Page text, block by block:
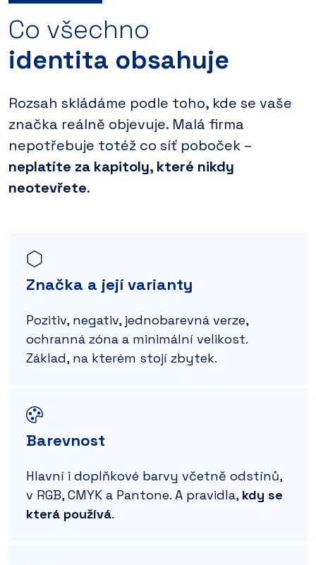
Co všechno
identita obsahuje
Rozsah skládáme podle toho, kde se vaše
značka reálně objevuje. Malá firma
nepotřebuje totéž co síť poboček –
neplatíte za kapitoly, které nikdy
neotevřete.
Značka a její varianty
Pozitiv, negativ, jednobarevná verze,
ochranná zóna a minimální velikost.
Základ, na kterém stojí zbytek.
Barevnost
Hlavní i doplňkové barvy včetně odstínů,
v RGB, CMYK a Pantone. A pravidla, kdy se
která používá.